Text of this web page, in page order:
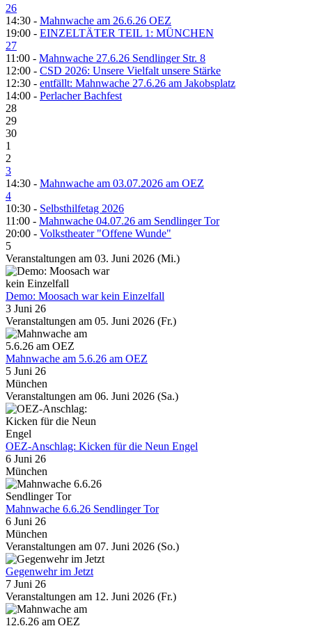
26
14:30 - Mahnwache am 26.6.26 OEZ
19:00 - EINZELTÄTER TEIL 1: MÜNCHEN
27
11:00 - Mahnwache 27.6.26 Sendlinger Str. 8
12:00 - CSD 2026: Unsere Vielfalt unsere Stärke
12:30 - entfällt: Mahnwache 27.6.26 am Jakobsplatz
14:00 - Perlacher Bachfest
28
29
30
1
2
3
14:30 - Mahnwache am 03.07.2026 am OEZ
4
10:30 - Selbsthilfetag 2026
11:00 - Mahnwache 04.07.26 am Sendlinger Tor
20:00 - Volkstheater "Offene Wunde"
5
Veranstaltungen am 03. Juni 2026 (Mi.)
Demo: Moosach war kein Einzelfall
3 Juni 26
Veranstaltungen am 05. Juni 2026 (Fr.)
Mahnwache am 5.6.26 am OEZ
5 Juni 26
München
Veranstaltungen am 06. Juni 2026 (Sa.)
OEZ-Anschlag: Kicken für die Neun Engel
6 Juni 26
München
Mahnwache 6.6.26 Sendlinger Tor
6 Juni 26
München
Veranstaltungen am 07. Juni 2026 (So.)
Gegenwehr im Jetzt
7 Juni 26
Veranstaltungen am 12. Juni 2026 (Fr.)